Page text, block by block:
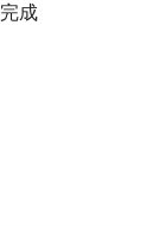
成